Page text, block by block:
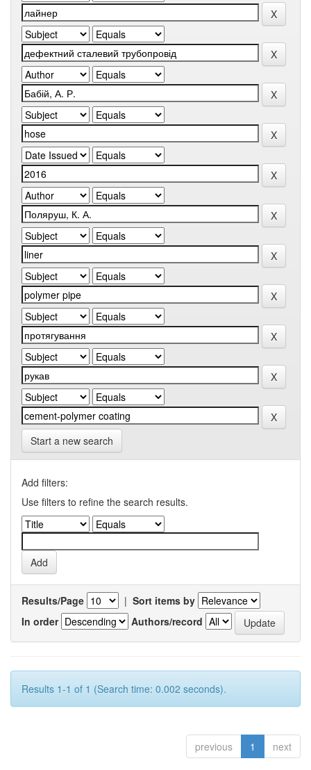
Start a new search
Add filters:
Use filters to refine the search results.
Results/Page | Sort items by
In order
Authors/record
Results 1-1 of 1 (Search time: 0.002 seconds).
previous 1 next